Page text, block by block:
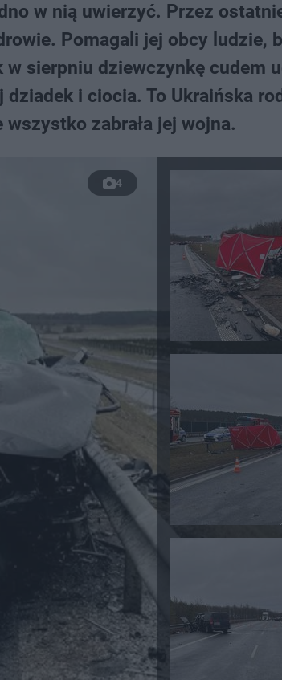
w nią uwierzyć. Przez
Pomagali jej obcy ludzie,
sierpniu dziewczynkę cudem
i ciocia. To Ukraińska
zabrała jej wojna.
4